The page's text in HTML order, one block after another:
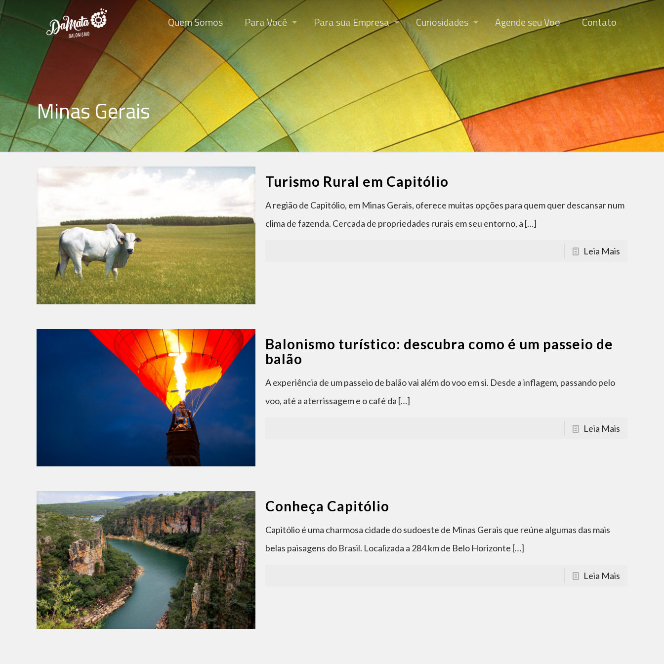
Quem Somos Para Você Para sua Empresa Curiosidades Agende seu Voo Contato
Minas Gerais
Turismo Rural em Capitólio
A região de Capitólio, em Minas Gerais, oferece muitas opções para quem quer descansar num
clima de fazenda. Cercada de propriedades rurais em seu entorno, a […]
Leia Mais
Balonismo turístico: descubra como é um passeio de
balão
A experiência de um passeio de balão vai além do voo em si. Desde a inflagem, passando pelo
voo, até a aterrissagem e o café da […]
Leia Mais
Conheça Capitólio
Capitólio é uma charmosa cidade do sudoeste de Minas Gerais que reúne algumas das mais
belas paisagens do Brasil. Localizada a 284 km de Belo Horizonte […]
Leia Mais